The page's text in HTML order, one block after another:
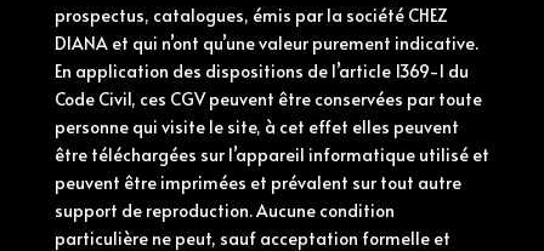
prospectus, catalogues, émis par la société CHEZ
DIANA et qui n’ont qu’une valeur purement indicative.
En application des dispositions de l’article 1369-1 du
Code Civil, ces CGV peuvent être conservées par toute
personne qui visite le site, à cet effet elles peuvent
être téléchargées sur l’appareil informatique utilisé et
peuvent être imprimées et prévalent sur tout autre
support de reproduction. Aucune condition
particulière ne peut, sauf acceptation formelle et